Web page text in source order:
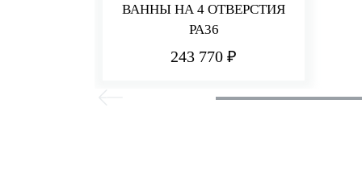
ВАННЫ НА 4 ОТВЕРСТИЯ
PA36
243 770 ₽